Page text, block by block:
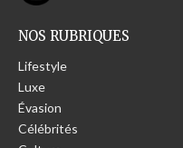
NOS RUBRIQUES
Lifestyle
Luxe
Évasion
Célébrités